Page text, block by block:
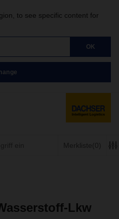
to see specific content for
OK
Merkliste(0)
Lkw